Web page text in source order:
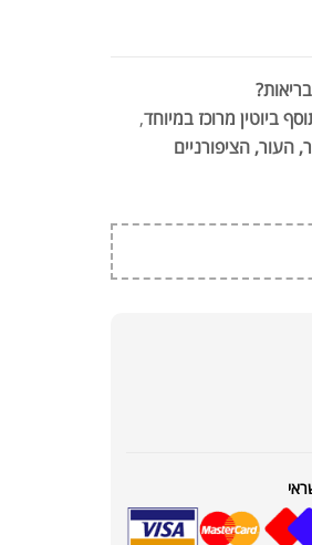
ביוטין מרוכז במיוחד,
העור, הציפורניים